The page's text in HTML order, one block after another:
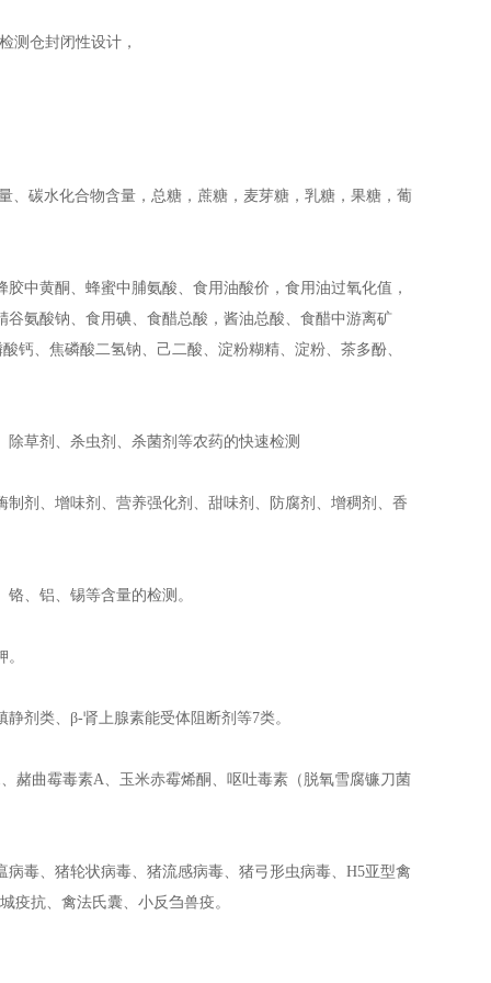
测仓封闭性设计，
、碳水化合物含量，总糖，蔗糖，麦芽糖，乳糖，果糖，葡
中黄酮、蜂蜜中脯氨酸、食用油酸价，食用油过氧化值，
氨酸钠、食用碘、食醋总酸，酱油总酸、食醋中游离矿
钙、焦磷酸二氢钠、己二酸、淀粉糊精、淀粉、茶多酚、
草剂、杀虫剂、杀菌剂等农药的快速检测
剂、增味剂、营养强化剂、甜味剂、防腐剂、增稠剂、香
、铝、锡等含量的检测。
剂类、β-肾上腺素能受体阻断剂等7类。
赭曲霉毒素A、玉米赤霉烯酮、呕吐毒素（脱氧雪腐镰刀菌
毒、猪轮状病毒、猪流感病毒、猪弓形虫病毒、H5亚型禽
疫抗、禽法氏囊、小反刍兽疫。